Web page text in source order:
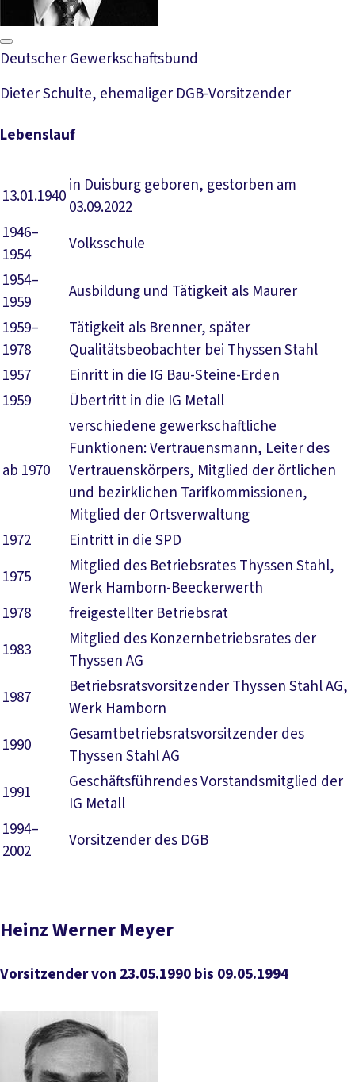
Deutscher Gewerkschaftsbund
Dieter Schulte, ehemaliger DGB-Vorsitzender
Lebenslauf
13.01.1940
in Duisburg geboren, gestorben am
03.09.2022
1946–
1954
Volksschule
1954–
1959
Ausbildung und Tätigkeit als Maurer
1959–
1978
Tätigkeit als Brenner, später
Qualitätsbeobachter bei Thyssen Stahl
1957
Einritt in die IG Bau-Steine-Erden
1959
Übertritt in die IG Metall
ab 1970
verschiedene gewerkschaftliche
Funktionen: Vertrauensmann, Leiter des
Vertrauenskörpers, Mitglied der örtlichen
und bezirklichen Tarifkommissionen,
Mitglied der Ortsverwaltung
1972
Eintritt in die SPD
1975
Mitglied des Betriebsrates Thyssen Stahl,
Werk Hamborn-Beeckerwerth
1978
freigestellter Betriebsrat
1983
Mitglied des Konzernbetriebsrates der
Thyssen AG
1987
Betriebsratsvorsitzender Thyssen Stahl AG,
Werk Hamborn
1990
Gesamtbetriebsratsvorsitzender des
Thyssen Stahl AG
1991
Geschäftsführendes Vorstandsmitglied der
IG Metall
1994–
2002
Vorsitzender des DGB
Heinz Werner Meyer
Vorsitzender von 23.05.1990 bis 09.05.1994